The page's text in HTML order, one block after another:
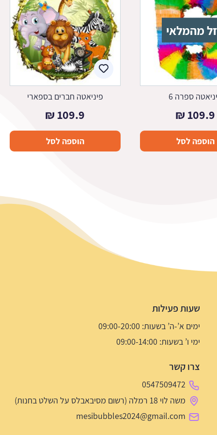
מהמלאי
ספרה 6
109.9
₪
הוספה לסל
פיניאטה חברים בספארי
109.9
₪
הוספה לסל
שעות פעילות
ימים א’-ה’ בשעות: 09:00-20:00
ימי ו’ בשעות: 09:00-14:00
צרו קשר
0547509472
משה לוי 18 רמלה (רשום מסיבאבלס על השלט בחנות)
mesibubbles2024@gmail.com